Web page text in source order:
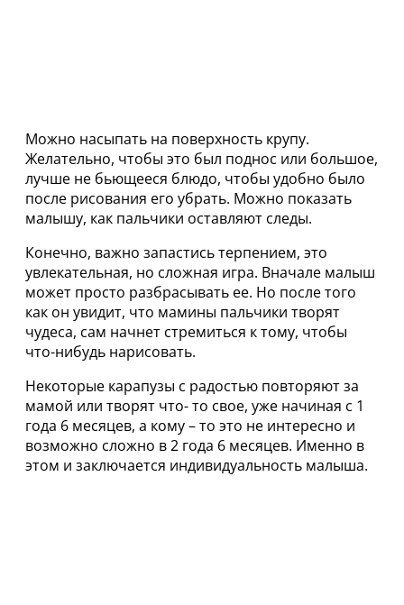
Можно насыпать на поверхность крупу.
Желательно, чтобы это был поднос или большое,
лучше не бьющееся блюдо, чтобы удобно было
после рисования его убрать. Можно показать
малышу, как пальчики оставляют следы.
Конечно, важно запастись терпением, это
увлекательная, но сложная игра. Вначале малыш
может просто разбрасывать ее. Но после того
как он увидит, что мамины пальчики творят
чудеса, сам начнет стремиться к тому, чтобы
что-нибудь нарисовать.
Некоторые карапузы с радостью повторяют за
мамой или творят что- то свое, уже начиная с 1
года 6 месяцев, а кому – то это не интересно и
возможно сложно в 2 года 6 месяцев. Именно в
этом и заключается индивидуальность малыша.